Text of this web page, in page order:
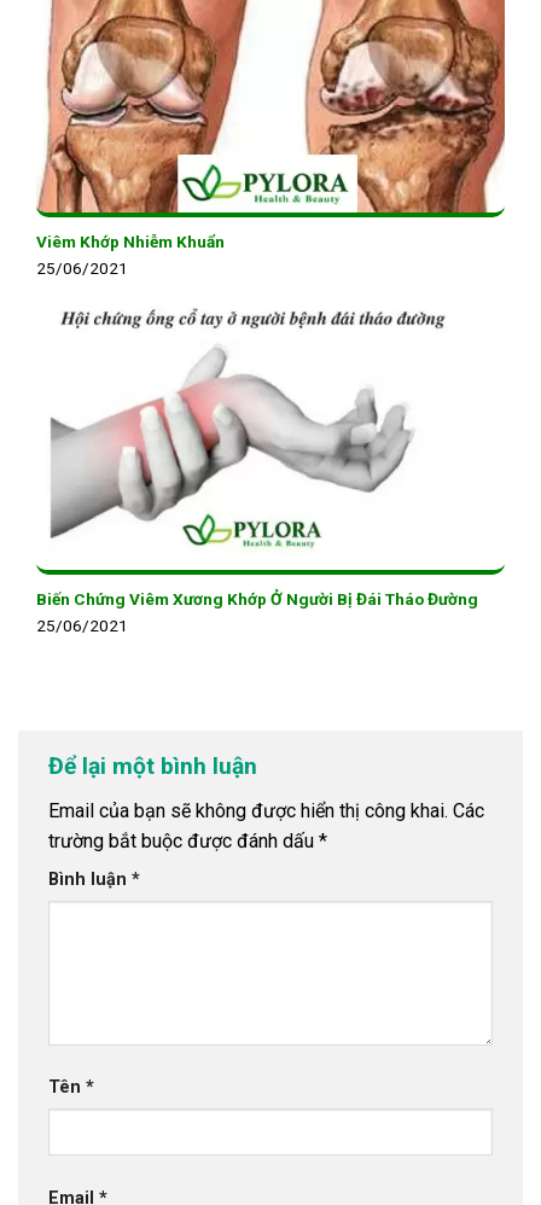
Viêm Khớp Nhiễm Khuẩn
25/06/2021
Biến Chứng Viêm Xương Khớp Ở Người Bị Đái Tháo Đường
25/06/2021
Để lại một bình luận
Email của bạn sẽ không được hiển thị công khai. Các
trường bắt buộc được đánh dấu *
Bình luận *
Tên *
Email *